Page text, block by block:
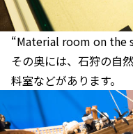
“Material room on the
その奥には、石狩の自
料室などがあります。